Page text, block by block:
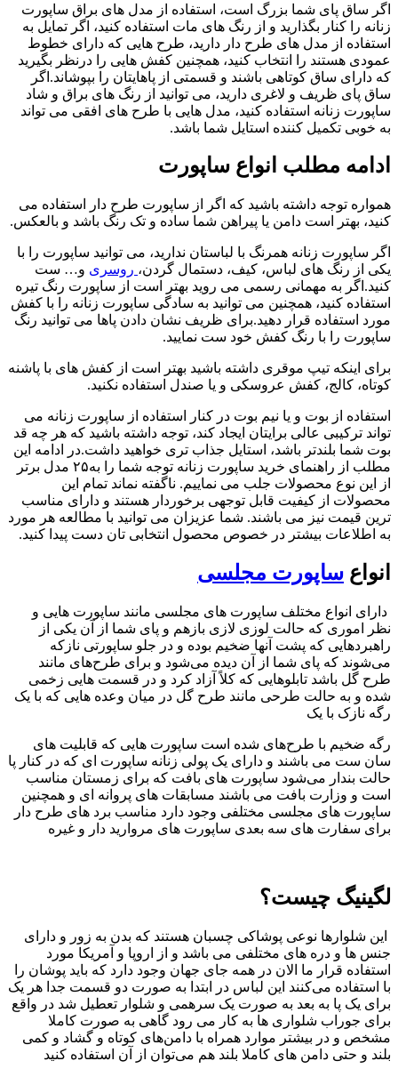
اگر ساق پای شما بزرگ است، استفاده از مدل های براق ساپورت
زنانه را کنار بگذارید و از رنگ های مات استفاده کنید، اگر تمایل به
استفاده از مدل های طرح دار دارید، طرح هایی که دارای خطوط
عمودی هستند را انتخاب کنید، همچنین کفش هایی را درنظر بگیرید
که دارای ساق کوتاهی باشند و قسمتی از پاهایتان را بپوشاند.اگر
ساق پای ظریف و لاغری دارید، می توانید از رنگ های براق و شاد
ساپورت زنانه استفاده کنید، مدل هایی با طرح های افقی می تواند
به خوبی تکمیل کننده استایل شما باشد.
ادامه مطلب انواع ساپورت
همواره توجه داشته باشید که اگر از ساپورت طرح دار استفاده می
کنید، بهتر است دامن یا پیراهن شما ساده و تک رنگ باشد و بالعکس.
اگر ساپورت زنانه همرنگ با لباستان ندارید، می توانید ساپورت را با
یکی از رنگ های لباس، کیف، دستمال گردن، روسری و… ست
کنید.اگر به مهمانی رسمی می روید بهتر است از ساپورت رنگ تیره
استفاده کنید، همچنین می توانید به سادگی ساپورت زنانه را با کفش
مورد استفاده قرار دهید.برای ظریف نشان دادن پاها می توانید رنگ
ساپورت را با رنگ کفش خود ست نمایید.
برای اینکه تیپ موقری داشته باشید بهتر است از کفش های با پاشنه
کوتاه، کالج، کفش عروسکی و یا صندل استفاده نکنید.
استفاده از بوت و یا نیم بوت در کنار استفاده از ساپورت زنانه می
تواند ترکیبی عالی برایتان ایجاد کند، توجه داشته باشید که هر چه قد
بوت شما بلندتر باشد، استایل جذاب تری خواهید داشت.در ادامه این
مطلب از راهنمای خرید ساپورت زنانه توجه شما را به۲۵ مدل برتر
از این نوع محصولات جلب می نماییم. ناگفته نماند تمام این
محصولات از کیفیت قابل توجهی برخوردار هستند و دارای مناسب
ترین قیمت نیز می باشند. شما عزیزان می توانید با مطالعه هر مورد
به اطلاعات بیشتر در خصوص محصول انتخابی تان دست پیدا کنید.
انواع ساپورت مجلسی
دارای انواع مختلف ساپورت های مجلسی مانند ساپورت هایی و
نظر اموری که حالت لوزی لازی بازهم و پای شما از آن یکی از
راهبردهایی که پشت آنها ضخیم بوده و در جلو ساپورتی نازکه
می‌شوند که پای شما از آن دیده می‌شود و برای طرح‌های مانند
طرح گل باشد تابلوهایی که کلاً آزاد کرد و در قسمت هایی زخمی
شده و به حالت طرحی مانند طرح گل در میان وعده هایی که با یک
رگه نازک با یک
رگه ضخیم با طرح‌های شده است ساپورت هایی که قابلیت های
سان ست می باشند و دارای یک پولی زنانه ساپورت ای که در کنار پا
حالت بندار می‌شود ساپورت های بافت که برای زمستان مناسب
است و وزارت بافت می باشند مسابقات های پروانه ای و همچنین
ساپورت های مجلسی مختلفی وجود دارد مناسب برد های طرح دار
برای سفارت های سه بعدی ساپورت های مروارید دار و غیره
لگینیگ چیست؟
این شلوارها نوعی پوشاکی چسبان هستند که بدن به زور و دارای
جنس ها و دره های مختلفی می باشد و از اروپا و آمریکا مورد
استفاده قرار ما الان در همه جای جهان وجود دارد که باید پوشان را
با استفاده می‌کنند این لباس در ابتدا به صورت دو قسمت جدا هر یک
برای یک پا به بعد به صورت یک سرهمی و شلوار تعطیل شد در واقع
برای جوراب شلواری ها به کار می رود گاهی به صورت کاملا
مشخص و در بیشتر موارد همراه با دامن‌های کوتاه و گشاد و کمی
بلند و حتی دامن های کاملا بلند هم می‌توان از آن استفاده کنید